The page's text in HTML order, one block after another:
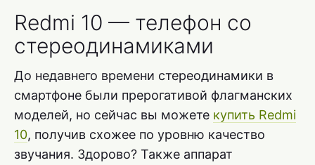
Redmi 10 — телефон со
стереодинамиками
До недавнего времени стереодинамики в
смартфоне были прерогативой флагманских
моделей, но сейчас вы можете купить Redmi
10, получив схожее по уровню качество
звучания. Здорово? Также аппарат